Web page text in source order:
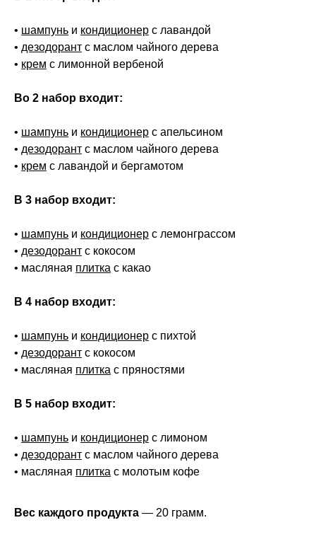
• шампунь и кондиционер с лавандой
• дезодорант с маслом чайного дерева
• крем с лимонной вербеной
Во 2 набор входит:
• шампунь и кондиционер с апельсином
• дезодорант с маслом чайного дерева
• крем с лавандой и бергамотом
В 3 набор входит:
• шампунь и кондиционер с лемонграссом
• дезодорант с кокосом
• масляная плитка с какао
В 4 набор входит:
• шампунь и кондиционер с пихтой
• дезодорант с кокосом
• масляная плитка с пряностями
В 5 набор входит:
• шампунь и кондиционер с лимоном
• дезодорант с маслом чайного дерева
• масляная плитка с молотым кофе
Вес каждого продукта — 20 грамм.